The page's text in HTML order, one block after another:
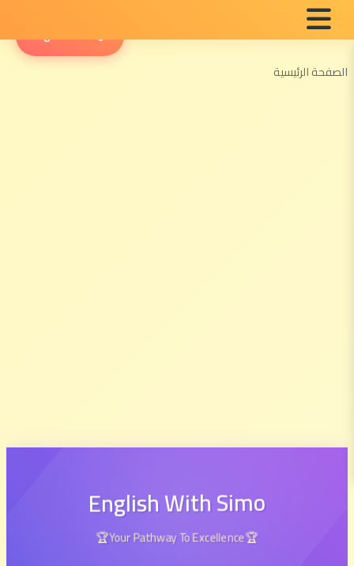
الصفحة الرئيسية
English Radio
English With Simo
🏆Your Pathway To Excellence🏆